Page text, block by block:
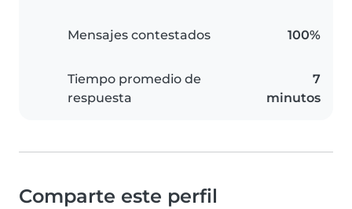
Mensajes contestados 100%
Tiempo promedio de
respuesta
7
minutos
Comparte este perfil